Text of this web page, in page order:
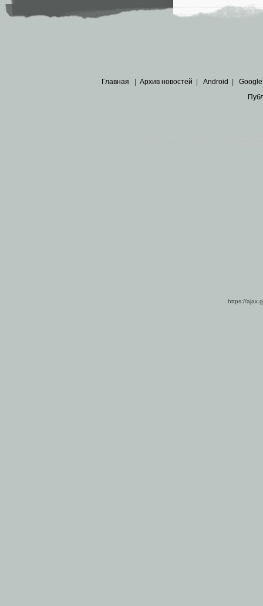
Главная Архив новостей Android Google
https://